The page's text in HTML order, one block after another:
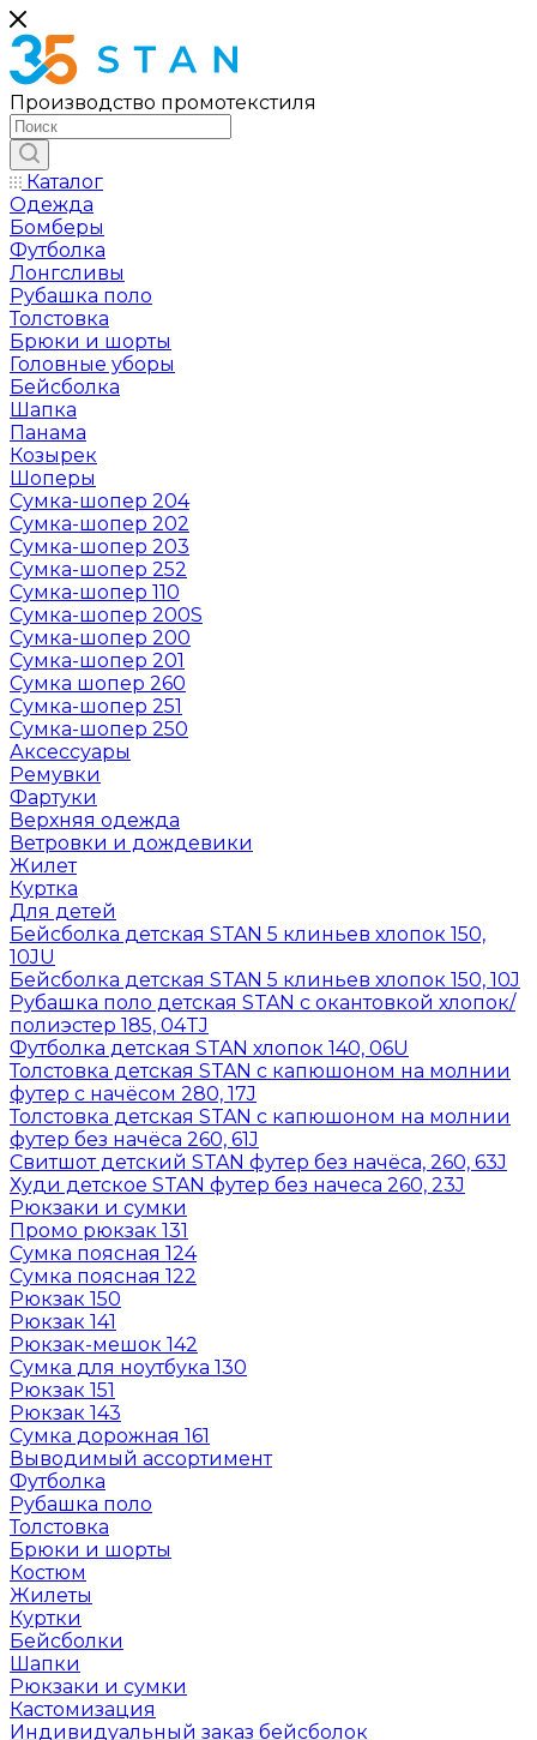
Производство промотекстиля
Каталог
Одежда
Бомберы
Футболка
Лонгсливы
Рубашка поло
Толстовка
Брюки и шорты
Головные уборы
Бейсболка
Шапка
Панама
Козырек
Шоперы
Сумка-шопер 204
Сумка-шопер 202
Сумка-шопер 203
Сумка-шопер 252
Сумка-шопер 110
Сумка-шопер 200S
Сумка-шопер 200
Сумка-шопер 201
Сумка шопер 260
Сумка-шопер 251
Сумка-шопер 250
Аксессуары
Ремувки
Фартуки
Верхняя одежда
Ветровки и дождевики
Жилет
Куртка
Для детей
Бейсболка детская STAN 5 клиньев хлопок 150,
10JU
Бейсболка детская STAN 5 клиньев хлопок 150, 10J
Рубашка поло детская STAN с окантовкой хлопок/
полиэстер 185, 04TJ
Футболка детская STAN хлопок 140, 06U
Толстовка детская STAN с капюшоном на молнии
футер с начёсом 280, 17J
Толстовка детская STAN с капюшоном на молнии
футер без начёса 260, 61J
Свитшот детский STAN футер без начёса, 260, 63J
Худи детское STAN футер без начеса 260, 23J
Рюкзаки и сумки
Промо рюкзак 131
Сумка поясная 124
Сумка поясная 122
Рюкзак 150
Рюкзак 141
Рюкзак-мешок 142
Сумка для ноутбука 130
Рюкзак 151
Рюкзак 143
Сумка дорожная 161
Выводимый ассортимент
Футболка
Рубашка поло
Толстовка
Брюки и шорты
Костюм
Жилеты
Куртки
Бейсболки
Шапки
Рюкзаки и сумки
Кастомизация
Индивидуальный заказ бейсболок